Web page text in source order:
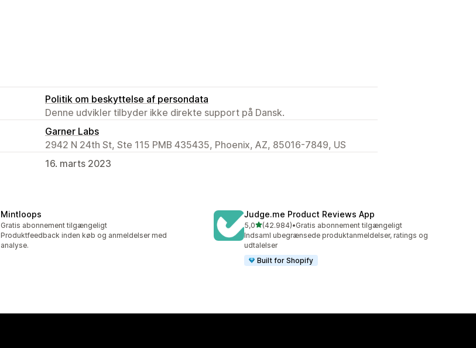
Politik om beskyttelse af persondata
Denne udvikler tilbyder ikke direkte support på Dansk.
Garner Labs
2942 N 24th St, Ste 115 PMB 435435, Phoenix, AZ, 85016-7849, US
16. marts 2023
Mintloops
Gratis abonnement tilgængeligt
Produktfeedback inden køb og anmeldelser med
analyse.
Judge.me Product Reviews App
5,0ud af 5 stjerner
(42.984)
42984 anmeldelser i alt
•Gratis abonnement tilgængeligt
Indsaml ubegrænsede produktanmeldelser, ratings og
udtalelser
Built for Shopify